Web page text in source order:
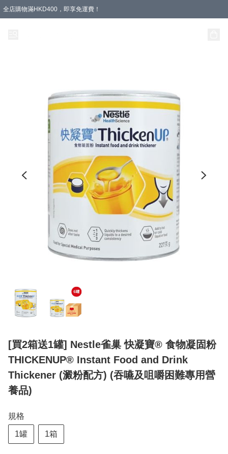
全店購物滿HKD400，即享免運費！
[買2箱送1罐] Nestle雀巢 快凝寶® 食物凝固粉
THICKENUP® Instant Food and Drink
Thickener (澱粉配方) (吞嚥及咀嚼困難專用營
養品)
規格
1罐 1箱